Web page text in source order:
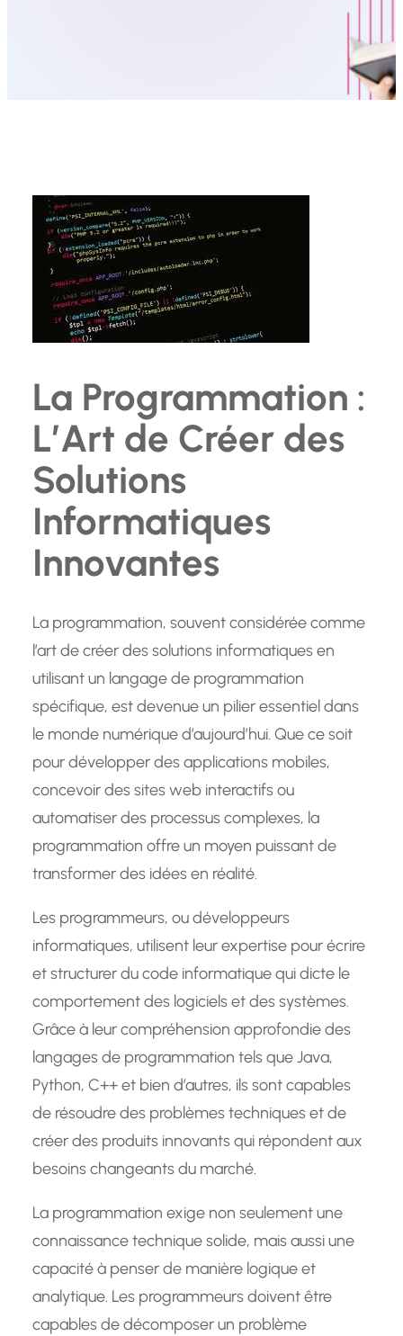
La Programmation :
L’Art de Créer des
Solutions
Informatiques
Innovantes
La programmation, souvent considérée comme
l’art de créer des solutions informatiques en
utilisant un langage de programmation
spécifique, est devenue un pilier essentiel dans
le monde numérique d’aujourd’hui. Que ce soit
pour développer des applications mobiles,
concevoir des sites web interactifs ou
automatiser des processus complexes, la
programmation offre un moyen puissant de
transformer des idées en réalité.
Les programmeurs, ou développeurs
informatiques, utilisent leur expertise pour écrire
et structurer du code informatique qui dicte le
comportement des logiciels et des systèmes.
Grâce à leur compréhension approfondie des
langages de programmation tels que Java,
Python, C++ et bien d’autres, ils sont capables
de résoudre des problèmes techniques et de
créer des produits innovants qui répondent aux
besoins changeants du marché.
La programmation exige non seulement une
connaissance technique solide, mais aussi une
capacité à penser de manière logique et
analytique. Les programmeurs doivent être
capables de décomposer un problème